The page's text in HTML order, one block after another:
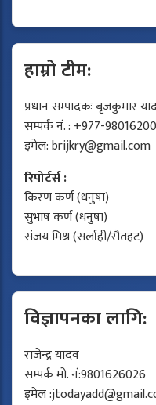
हाम्रो टीम:
प्रधान सम्पादकः बृजकुमार
सम्पर्क नं. : +977-
इमेल:brijkry@gmail.com
रिपोर्टर्स :
किरण कर्ण (धनुषा)
सुभाष कर्ण (धनुषा)
संजय मिश्र (सर्लाही/रौतहट)
विज्ञापनका लागि:
राजेन्द्र यादव
सम्पर्क मो. नं:9801626026
इमेल :